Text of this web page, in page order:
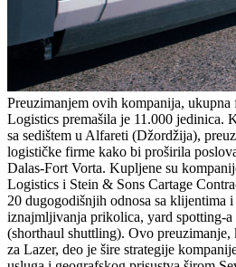
Preuzimanjem ovih kompanija,
Logistics premašila je 11.000 jedinica.
sa sedištem u Alfareti (Džordžija),
logističke firme kako bi proširila
Dalas-Fort Vorta. Kupljene su
Logistics i Stein & Sons Cartage
20 dugogodišnjih odnosa sa klijentima
iznajmljivanja prikolica, yard spotting-
(shorthaul shuttling). Ovo
za Lazer, deo je šire strategije